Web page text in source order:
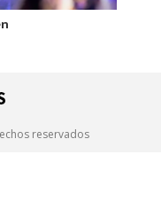
reservados